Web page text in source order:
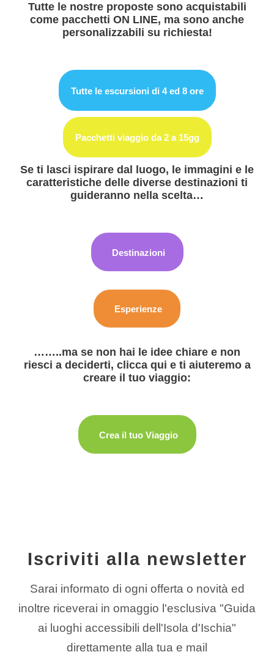
Tutte le nostre proposte sono acquistabili
come pacchetti ON LINE, ma sono anche
personalizzabili su richiesta!
Tutte le escursioni di 4 ed 8 ore
Pacchetti viaggio da 2 a 15gg
Se ti lasci ispirare dal luogo, le immagini e le
caratteristiche delle diverse destinazioni ti
guideranno nella scelta…
Destinazioni
Esperienze
……..ma se non hai le idee chiare e non
riesci a deciderti, clicca qui e ti aiuteremo a
creare il tuo viaggio:
Crea il tuo Viaggio
Iscriviti alla newsletter
Sarai informato di ogni offerta o novità ed
inoltre riceverai in omaggio l'esclusiva "Guida
ai luoghi accessibili dell'Isola d'Ischia"
direttamente alla tua e mail